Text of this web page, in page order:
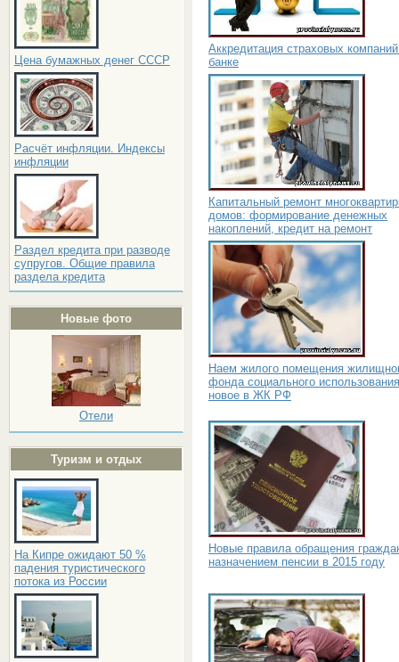
Цена бумажных денег СССР
Расчёт инфляции. Индексы
инфляции
Раздел кредита при разводе
супругов. Общие правила
раздела кредита
Новые фото
Отели
Туризм и отдых
На Кипре ожидают 50 %
падения туристического
потока из России
Аккредитация страховых
банке
Капитальный ремонт
домов: формирование денежных
накоплений, кредит на ремонт
Наем жилого помещения
фонда социального
новое в ЖК РФ
Новые правила обращения
назначением пенсии в 2015 году